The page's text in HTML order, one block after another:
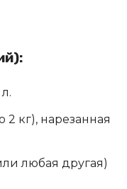
кг), нарезанная
любая другая)